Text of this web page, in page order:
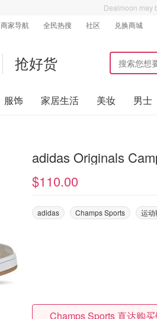
Dealmoon may
商家导航 全民热搜 社区 兑换商城
抢好货
服饰 家居生活 美妆 男士
adidas Originals
$110.00
adidas Champs Sports 运动
Champs Sports 直达购